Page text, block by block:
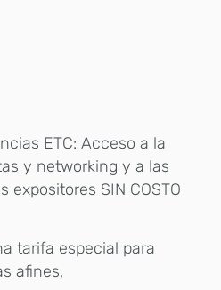
ETC: Acceso a la
y networking y a las
expositores SIN COSTO
tarifa especial para
afines,